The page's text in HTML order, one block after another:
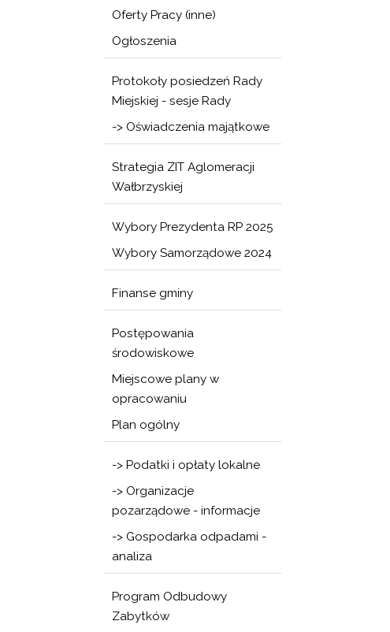
Oferty Pracy (inne)
Ogłoszenia
Protokoły posiedzeń Rady
Miejskiej - sesje Rady
-> Oświadczenia majątkowe
Strategia ZIT Aglomeracji
Wałbrzyskiej
Wybory Prezydenta RP 2025
Wybory Samorządowe 2024
Finanse gminy
Postępowania
środowiskowe
Miejscowe plany w
opracowaniu
Plan ogólny
-> Podatki i opłaty lokalne
-> Organizacje
pozarządowe - informacje
-> Gospodarka odpadami -
analiza
Program Odbudowy
Zabytków